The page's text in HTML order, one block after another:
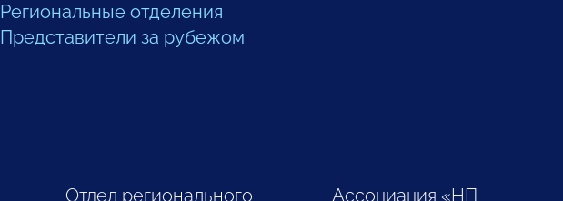
Региональные отделения
Представители за рубежом
Отдел регионального
Ассоциация «НП